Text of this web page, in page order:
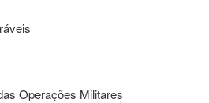
Operações Militares